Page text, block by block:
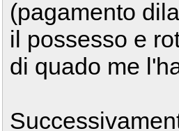
(pagamento
il possesso e
di quado me